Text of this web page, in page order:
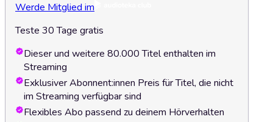
Werde Mitglied im
Teste 30 Tage gratis
Dieser und weitere 80.000 Titel enthalten im
Streaming
Exklusiver Abonnent:innen Preis für Titel, die nicht
im Streaming verfügbar sind
Flexibles Abo passend zu deinem Hörverhalten